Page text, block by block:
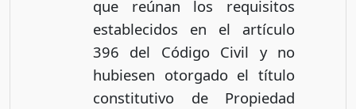
que reúnan los requisitos
establecidos en el artículo
396 del Código Civil y no
hubiesen otorgado el título
constitutivo de Propiedad